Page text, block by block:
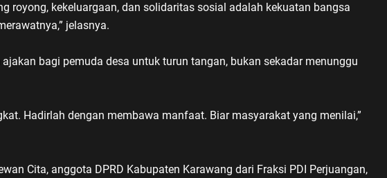
royong, kekeluargaan, dan solidaritas sosial adalah kekuatan bangsa
jelasnya.
bagi pemuda desa untuk turun tangan, bukan sekadar menunggu
Hadirlah dengan membawa manfaat. Biar masyarakat yang menilai,”
Cita, anggota DPRD Kabupaten Karawang dari Fraksi PDI Perjuangan,